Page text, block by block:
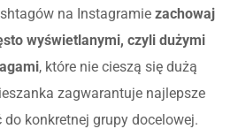
na Instagramie zachowaj
wyświetlanymi, czyli dużymi
, które nie cieszą się dużą
zagwarantuje najlepsze
konkretnej grupy docelowej.